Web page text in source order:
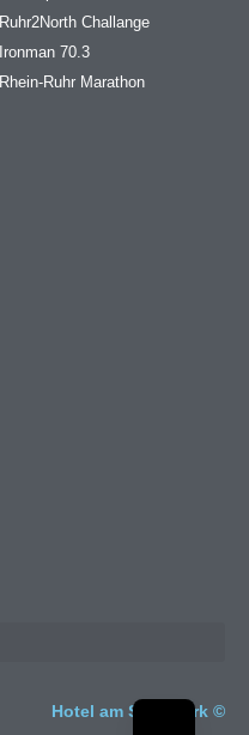
Ruhr2North Challange
Ironman 70.3
Rhein-Ruhr Marathon
Hotel am Sportpark ©